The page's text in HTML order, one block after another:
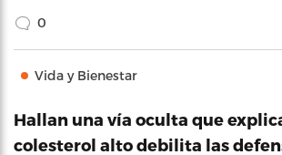
0
Vida y Bienestar
Hallan una vía oculta que
colesterol alto debilita las